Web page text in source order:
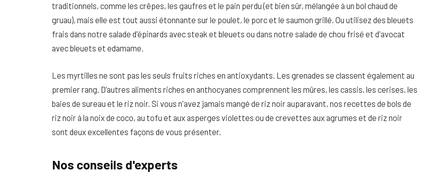
traditionnels, comme les crêpes, les gaufres et le pain perdu (et bien sûr, mélangée à un bol chaud de
gruau), mais elle est tout aussi étonnante sur le poulet, le porc et le saumon grillé. Ou utilisez des bleuets
frais dans notre salade d'épinards avec steak et bleuets ou dans notre salade de chou frisé et d'avocat
avec bleuets et edamame.
Les myrtilles ne sont pas les seuls fruits riches en antioxydants. Les grenades se classent également au
premier rang. D’autres aliments riches en anthocyanes comprennent les mûres, les cassis, les cerises, les
baies de sureau et le riz noir. Si vous n'avez jamais mangé de riz noir auparavant, nos recettes de bols de
riz noir à la noix de coco, au tofu et aux asperges violettes ou de crevettes aux agrumes et de riz noir
sont deux excellentes façons de vous présenter.
Nos conseils d'experts